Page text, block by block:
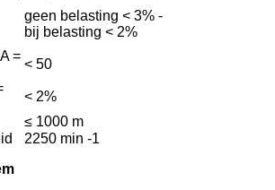
geen belasting < 3% -
bij belasting < 2%
=
< 50
< 2%
≤ 1000 m
2250 min -1